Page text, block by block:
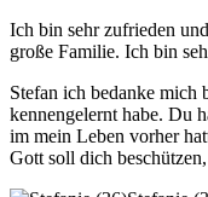
Ich bin sehr zufrieden
große Familie. Ich bin
Stefan ich bedanke mich
kennengelernt habe. Du
im mein Leben vorher
Gott soll dich